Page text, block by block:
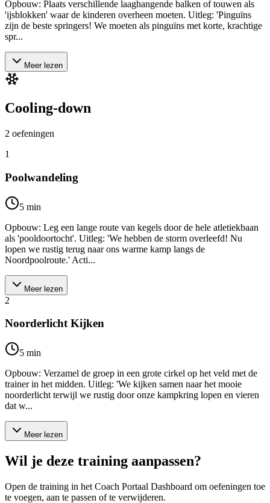
Opbouw: Plaats verschillende laaghangende balken of touwen als
'ijsblokken' waar de kinderen overheen moeten. Uitleg: 'Pinguïns
zijn de beste springers! We moeten als pinguïns met korte, krachtige
spr...
Meer lezen
Cooling-down
2 oefeningen
1
Poolwandeling
5 min
Opbouw: Leg een lange route van kegels door de hele atletiekbaan
als 'pooldoortocht'. Uitleg: 'We hebben de storm overleefd! Nu
lopen we rustig terug naar ons warme kamp langs de
Noordpoolroute.' Acti...
Meer lezen
2
Noorderlicht Kijken
5 min
Opbouw: Verzamel de groep in een grote cirkel op het veld met de
trainer in het midden. Uitleg: 'We kijken samen naar het mooie
noorderlicht terwijl we rustig door onze kampkring lopen en vieren
dat w...
Meer lezen
Wil je deze training aanpassen?
Open de training in het Coach Portaal Dashboard om oefeningen toe
te voegen, aan te passen of te verwijderen.